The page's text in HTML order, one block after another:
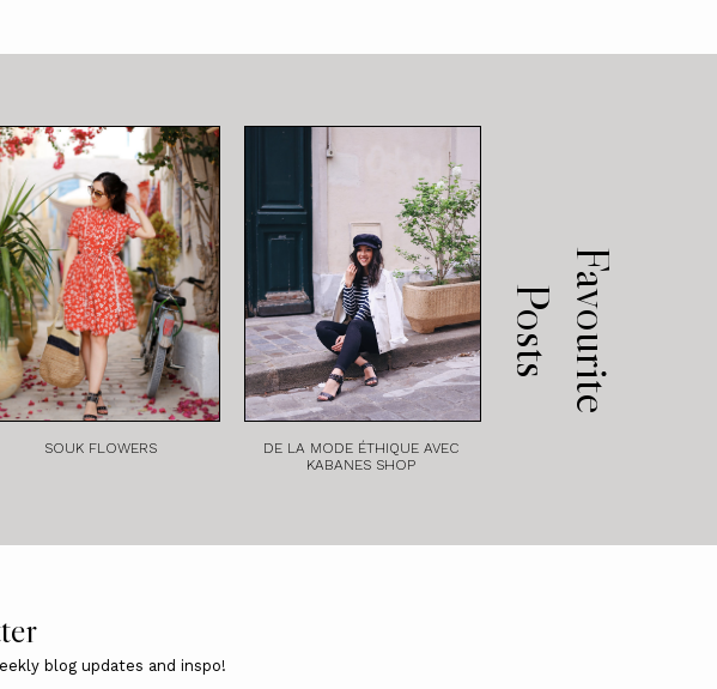
F
a
v
o
u
r
i
t
e
P o
s
t
s
SOUK FLOWERS
DE LA MODE ÉTHIQUE AVEC
KABANES SHOP
blog updates and inspo!